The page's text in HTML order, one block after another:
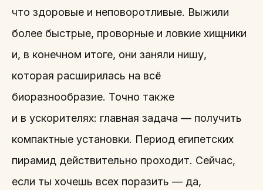
что здоровые и неповоротливые. Выжили
более быстрые, проворные и ловкие хищники
и, в конечном итоге, они заняли нишу,
которая расширилась на всё
биоразнообразие. Точно также
и в ускорителях: главная задача — получить
компактные установки. Период египетских
пирамид действительно проходит. Сейчас,
если ты хочешь всех поразить — да,